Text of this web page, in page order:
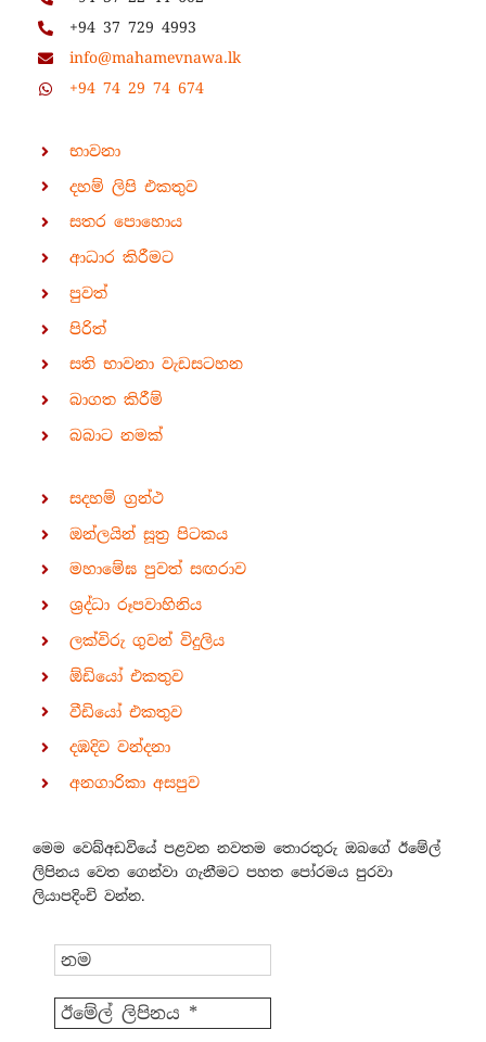
+94 37 729 4993
info@mahamevnawa.lk
+94 74 29 74 674
භාවනා
දහම් ලිපි එකතුව
සතර පොහොය
ආධාර කිරීමට
පුවත්
පිරිත්
සති භාවනා වැඩසටහන
බාගත කිරීම්
බබාට නමක්
සදහම් ග්‍රන්ථ
ඔන්ලයින් සූත්‍ර පිටකය
මහාමේඝ පුවත් සඟරාව
ශ්‍රද්ධා රූපවාහිනිය
ලක්විරු ගුවන් විදුලිය
ඕඩියෝ එකතුව
වීඩියෝ එකතුව
දඹදිව වන්දනා
අනගාරිකා අසපුව
මෙම වෙබ්අඩවියේ පළවන නවතම තොරතුරු ඔබගේ ඊමේල්
ලිපිනය වෙත ගෙන්වා ගැනීමට පහත පෝරමය පුරවා
ලියාපදිංචි වන්න.